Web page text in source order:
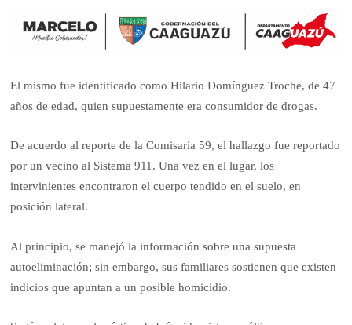
El mismo fue identificado como Hilario Domínguez Troche, de 47
años de edad, quien supuestamente era consumidor de drogas.
De acuerdo al reporte de la Comisaría 59, el hallazgo fue reportado
por un vecino al Sistema 911. Una vez en el lugar, los
intervinientes encontraron el cuerpo tendido en el suelo, en
posición lateral.
Al principio, se manejó la información sobre una supuesta
autoeliminación; sin embargo, sus familiares sostienen que existen
indicios que apuntan a un posible homicidio.